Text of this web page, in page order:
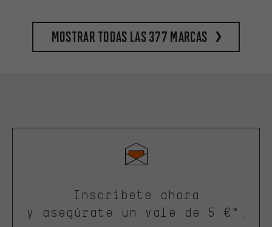
Mostrar todas las 377 marcas
Inscríbete ahora
y asegúrate un vale de 5 €*.